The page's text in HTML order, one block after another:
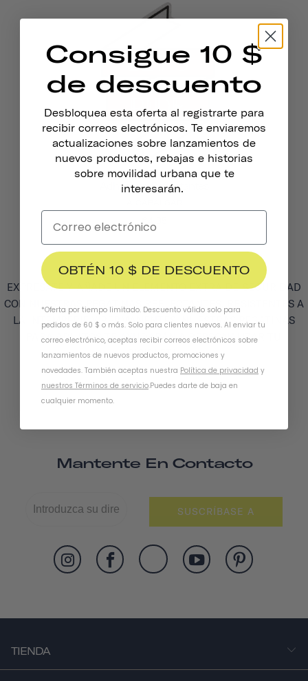
Adhesivos Reflectantes
€4,95
EXPRÉSATE Y AÑADE UN ELEMENTO EXTRA DE SEGURIDAD
CON NUESTRAS PEGATINAS REFLECTANTES. RESISTENTES A
LA INTEMPERIE Y PERMANENTES, NUESTRAS PEGATINAS
PARA ADULTOS TE AYUDARÁN A PERSONALIZAR TU
BICICLETA.
Mantente En Contacto
SUSCRÍBASE A
TIENDA
Consigue 10 $
de descuento
Desbloquea esta oferta al registrarte para
recibir correos electrónicos. Te enviaremos
actualizaciones sobre lanzamientos de
nuevos productos, rebajas e historias
sobre movilidad urbana que te
interesarán.
OBTÉN 10 $ DE DESCUENTO
*Oferta por tiempo limitado. Descuento válido solo para
pedidos de 60 $ o más. Solo para clientes nuevos. Al enviar tu
correo electrónico, aceptas recibir correos electrónicos sobre
lanzamientos de nuevos productos, promociones y
novedades. También aceptas nuestra Política de privacidad y
nuestros Términos de servicio.Puedes darte de baja en
cualquier momento.